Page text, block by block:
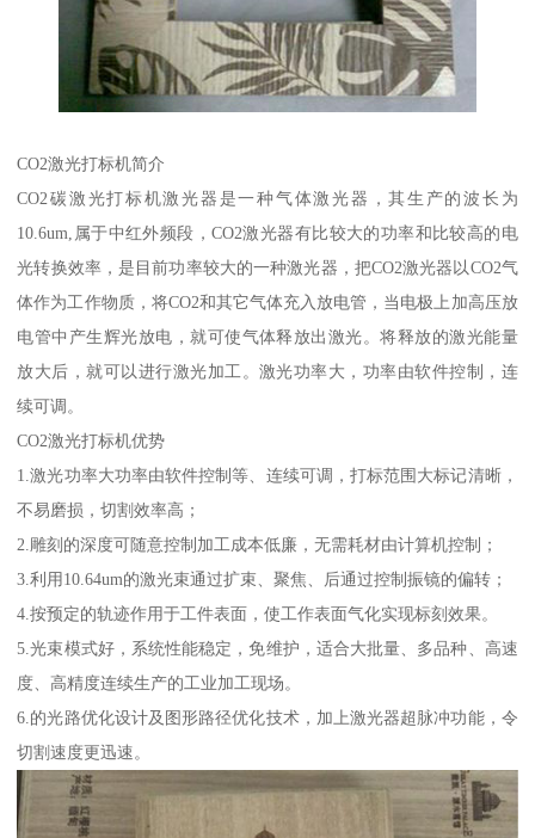
CO2激光打标机简介
CO2碳激光打标机激光器是一种气体激光器，其生产的波长为
10.6um,属于中红外频段，CO2激光器有比较大的功率和比较高的电
光转换效率，是目前功率较大的一种激光器，把CO2激光器以CO2气
体作为工作物质，将CO2和其它气体充入放电管，当电极上加高压放
电管中产生辉光放电，就可使气体释放出激光。将释放的激光能量
放大后，就可以进行激光加工。激光功率大，功率由软件控制，连
续可调。
CO2激光打标机优势
1.激光功率大功率由软件控制等、连续可调，打标范围大标记清晰，
不易磨损，切割效率高；
2.雕刻的深度可随意控制加工成本低廉，无需耗材由计算机控制；
3.利用10.64um的激光束通过扩束、聚焦、后通过控制振镜的偏转；
4.按预定的轨迹作用于工件表面，使工作表面气化实现标刻效果。
5.光束模式好，系统性能稳定，免维护，适合大批量、多品种、高速
度、高精度连续生产的工业加工现场。
6.的光路优化设计及图形路径优化技术，加上激光器超脉冲功能，令
切割速度更迅速。